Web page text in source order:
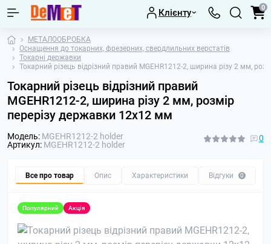
Клієнту 0
МЕТАЛООБРОБКА
Оснащення до токарних, фрезерних, свердлильних верстатів
Токарні державки
Токарний різець відрізний правий MGEHR1212-2, ширина різу 2 мм,
Токарний різець відрізний правий
MGEHR1212-2, ширина різу 2 мм, розмір
перерізу державки 12х12 мм
Модель: MGEHR1212-2 holder
Артикул: MGEHR1212-2 holder
0
Все про товар Опис Характеристики Відгуки 0
Популярний Акція